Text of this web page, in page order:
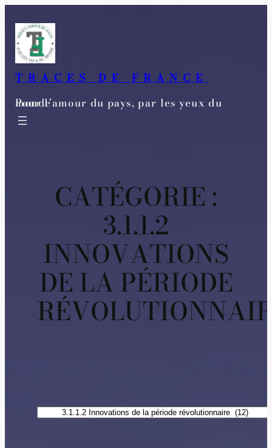
contenu
TRACES DE FRANCE
Pour l’amour du pays, par les yeux du monde
CATÉGORIE :
3.1.1.2
INNOVATIONS
DE LA PÉRIODE
Catégories